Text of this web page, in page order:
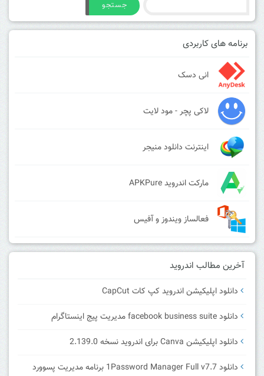
جستجو
برنامه های کاربردی
انی دسک
لاکی پچر - مود لایت
اینترنت دانلود منیجر
مارکت اندروید APKPure
فعالساز ویندوز و آفیس
آخرین مطالب اندروید
دانلود اپلیکیشن اندروید کپ کات CapCut
دانلود facebook business suite مدیریت پیج اینستاگرام
دانلود اپلیکیشن Canva برای اندروید نسخه 2.139.0
دانلود 1Password Manager Full v7.7 برنامه مدیریت پسوورد